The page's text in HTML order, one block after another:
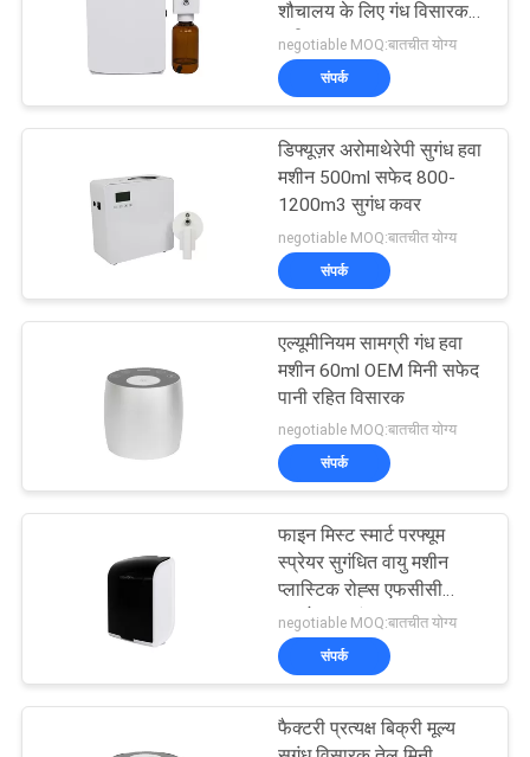
शौचालय के लिए गंध विसारक
मशीन
negotiable MOQ:बातचीत योग्य
संपर्क
डिफ्यूज़र अरोमाथेरेपी सुगंध हवा
मशीन 500ml सफेद 800-
1200m3 सुगंध कवर
negotiable MOQ:बातचीत योग्य
संपर्क
एल्यूमीनियम सामग्री गंध हवा
मशीन 60ml OEM मिनी सफेद
पानी रहित विसारक
negotiable MOQ:बातचीत योग्य
संपर्क
फाइन मिस्ट स्मार्ट परफ्यूम
स्प्रेयर सुगंधित वायु मशीन
प्लास्टिक रोह्स एफसीसी
अनुमोदन सुगंध
negotiable MOQ:बातचीत योग्य
संपर्क
फैक्टरी प्रत्यक्ष बिक्री मूल्य